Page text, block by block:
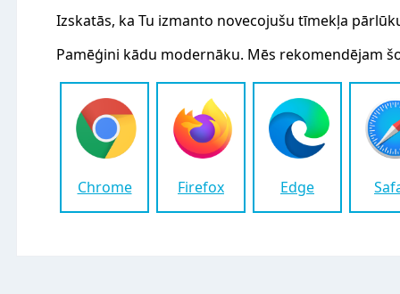
Izskatās, ka Tu izmanto novecojušu tīmekļa
Pamēģini kādu modernāku. Mēs rekomendējam
Chrome Firefox Edge